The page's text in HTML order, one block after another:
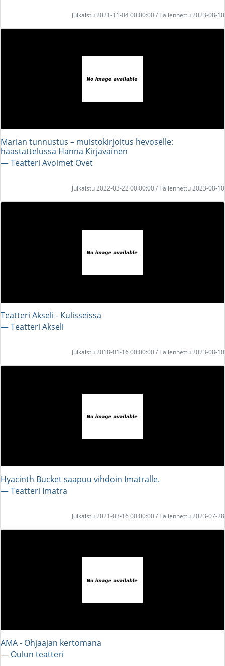
Julkaistu 2021-11-04 00:00:00 / Tallennettu 2023-08-10
Marian tunnustus – muistokirjoitus hevoselle:
haastattelussa Hanna Kirjavainen
― Teatteri Avoimet Ovet
Julkaistu 2022-03-22 00:00:00 / Tallennettu 2023-08-10
Teatteri Akseli - Kulisseissa
― Teatteri Akseli
Julkaistu 2018-01-16 00:00:00 / Tallennettu 2023-08-10
Hyacinth Bucket saapuu vihdoin Imatralle.
― Teatteri Imatra
Julkaistu 2021-03-16 00:00:00 / Tallennettu 2023-07-28
AMA - Ohjaajan kertomana
― Oulun teatteri